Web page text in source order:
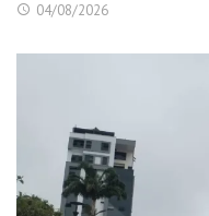
04/08/2026